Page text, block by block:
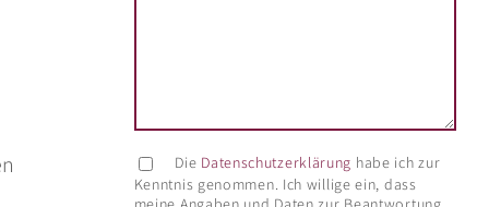
Die Datenschutzerklärung habe ich zur
Kenntnis genommen. Ich willige ein, dass